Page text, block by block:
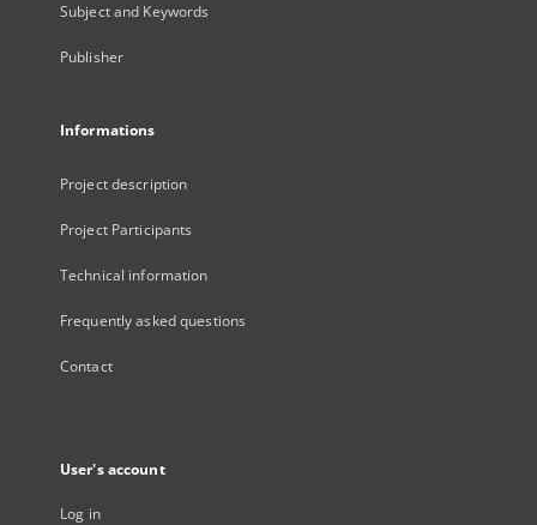
Subject and Keywords
Publisher
Informations
Project description
Project Participants
Technical information
Frequently asked questions
Contact
User's account
Log in